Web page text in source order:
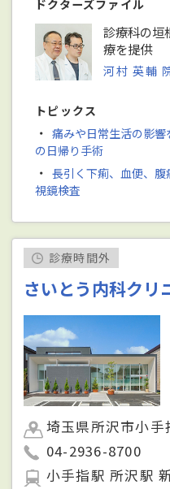
ドクターズファイル
診療科の垣
療を提供
河村 英輔
トピックス
・ 痛みや日常生活の影
の日帰り手術
・ 長引く下痢、血便、
視鏡検査
診療時間外
さいとう内科クリ
埼玉県所沢市小
04-2936-8700
小手指駅 所沢駅